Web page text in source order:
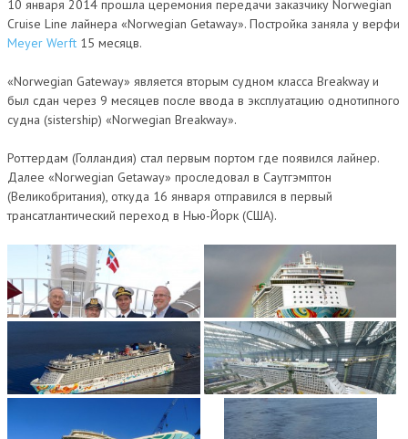
10 января 2014 прошла церемония передачи заказчику Norwegian
Cruise Line лайнера «Norwegian Getaway». Постройка заняла у верфи
Meyer Werft 15 месяцв.
«Norwegian Gateway» является вторым судном класса Breakway и
был сдан через 9 месяцев после ввода в эксплуатацию однотипного
судна (sistership) «Norwegian Breakway».
Роттердам (Голландия) стал первым портом где появился лайнер.
Далее «Norwegian Getaway» проследовал в Саутгэмптон
(Великобритания), откуда 16 января отправился в первый
трансатлантический переход в Нью-Йорк (США).